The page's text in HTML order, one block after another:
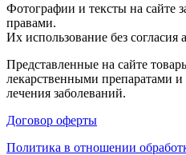
Фотографии и тексты на сайте
правами.
Их использование без
Представленные на сайте
лекарственными препаратами и
лечения заболеваний.
Договор оферты
Политика в отношении